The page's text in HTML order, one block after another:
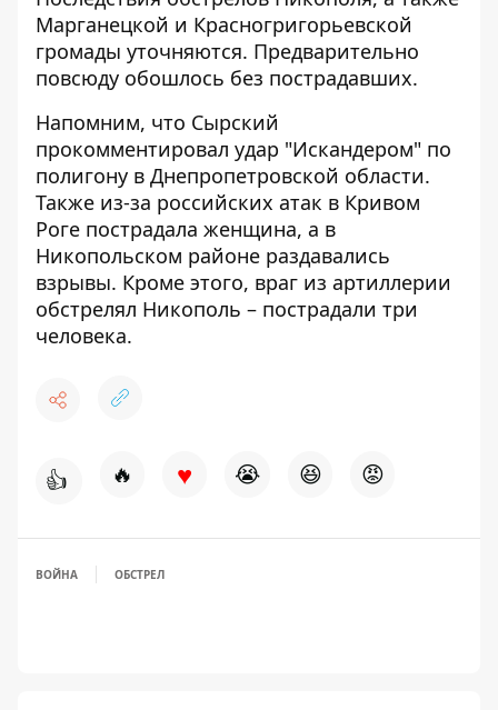
Марганецкой и Красногригорьевской
громады уточняются. Предварительно
повсюду обошлось без пострадавших.
Напомним, что Сырский
прокомментировал удар "Искандером" по
полигону в Днепропетровской области.
Также из-за российских атак в Кривом
Роге пострадала женщина, а в
Никопольском районе раздавались
взрывы. Кроме этого, враг из артиллерии
обстрелял Никополь – пострадали три
человека.
👍 🔥 ♥ 😭 😆 😡
ВОЙНА ОБСТРЕЛ